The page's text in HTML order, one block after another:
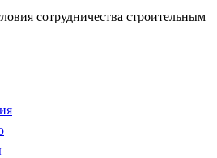
сотрудничества строительным